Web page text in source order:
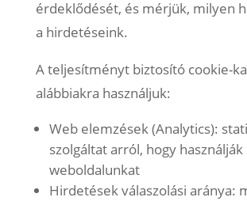
érdeklődését, és mérjük, milyen
a hirdetéseink.
A teljesítményt biztosító cookie-
alábbiakra használjuk:
Web elemzések (Analytics):
szolgáltat arról, hogy használják
weboldalunkat
Hirdetések válaszolási aránya: